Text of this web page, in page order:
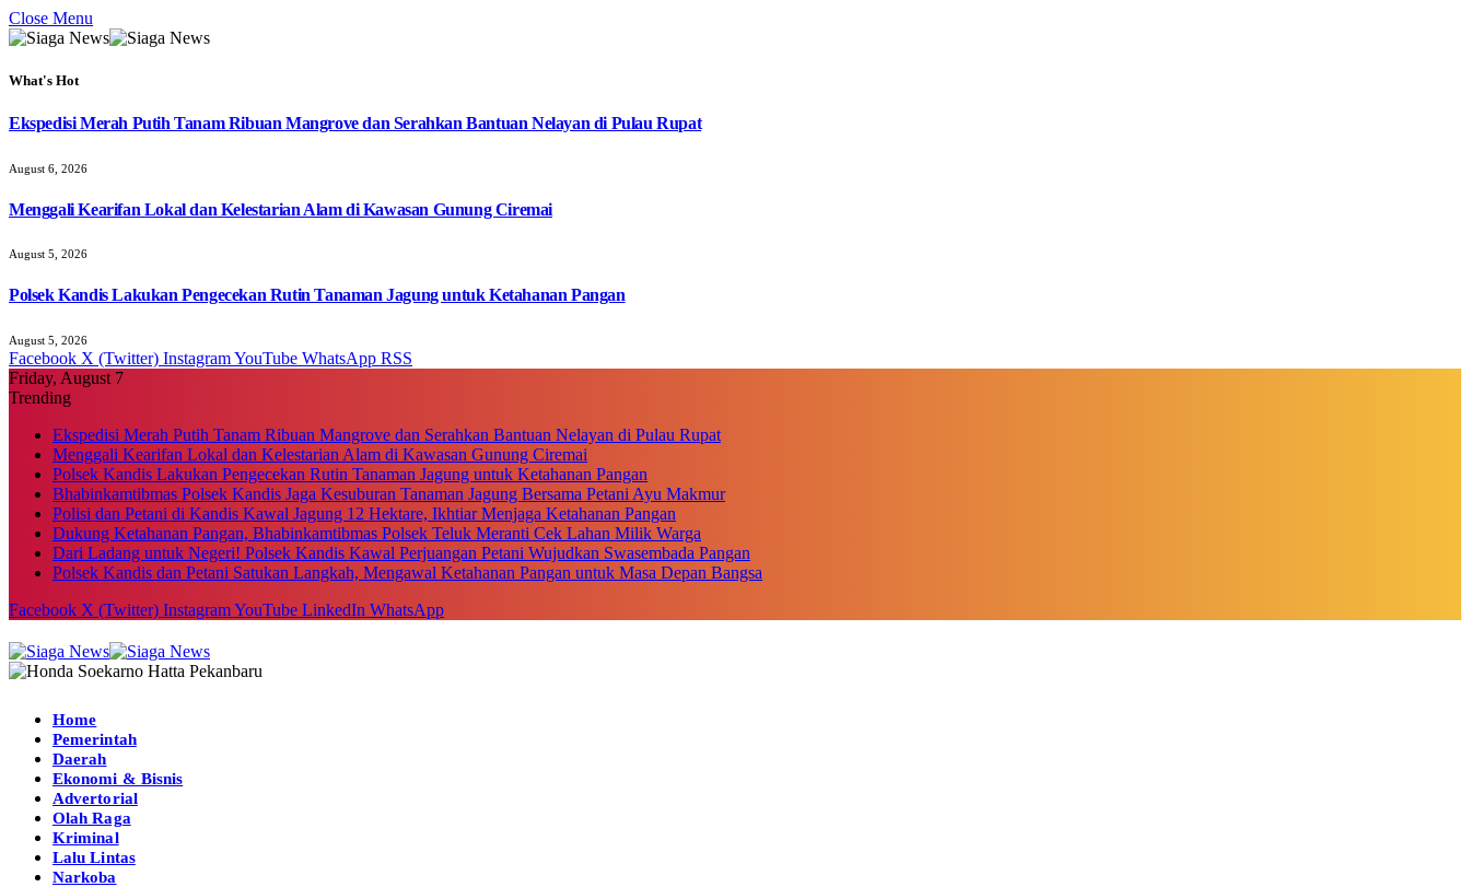
Close Menu
What's Hot
Ekspedisi Merah Putih Tanam Ribuan Mangrove dan Serahkan Bantuan Nelayan di Pulau Rupat
August 6, 2026
Menggali Kearifan Lokal dan Kelestarian Alam di Kawasan Gunung Ciremai
August 5, 2026
Polsek Kandis Lakukan Pengecekan Rutin Tanaman Jagung untuk Ketahanan Pangan
August 5, 2026
Facebook X (Twitter) InstagramYouTube WhatsApp RSS
Friday, August 7
Trending
Ekspedisi Merah Putih Tanam Ribuan Mangrove dan Serahkan Bantuan Nelayan di Pulau Rupat
Menggali Kearifan Lokal dan Kelestarian Alam di Kawasan Gunung Ciremai
Polsek Kandis Lakukan Pengecekan Rutin Tanaman Jagung untuk Ketahanan Pangan
Bhabinkamtibmas Polsek Kandis Jaga Kesuburan Tanaman Jagung Bersama Petani Ayu Makmur
Polisi dan Petani di Kandis Kawal Jagung 12 Hektare, Ikhtiar Menjaga Ketahanan Pangan
Dukung Ketahanan Pangan, Bhabinkamtibmas Polsek Teluk Meranti Cek Lahan Milik Warga
Dari Ladang untuk Negeri! Polsek Kandis Kawal Perjuangan Petani Wujudkan Swasembada Pangan
Polsek Kandis dan Petani Satukan Langkah, Mengawal Ketahanan Pangan untuk Masa Depan Bangsa
Facebook X (Twitter) InstagramYouTube LinkedIn WhatsApp
Home
Pemerintah
Daerah
Ekonomi & Bisnis
Advertorial
Olah Raga
Kriminal
Lalu Lintas
Narkoba